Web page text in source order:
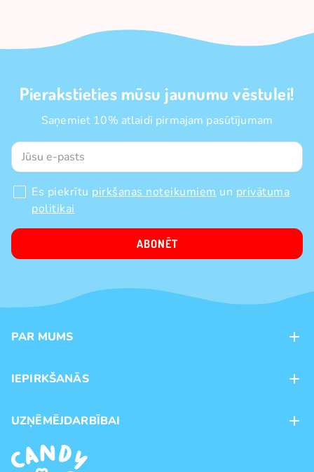
Pierakstieties mūsu jaunumu vēstulei!
Saņemiet 10% atlaidi pirmajam pasūtījumam
Es piekrītu pirkšanas noteikumiem un privātuma
politikai
ABONĒT
PAR MUMS
Veikali
Preču zīmoli
IEPIRKŠANĀS
Piegāde
Pirkšanas noteikumi
UZŅĒMĒJDARBĪBAI
Franšīze